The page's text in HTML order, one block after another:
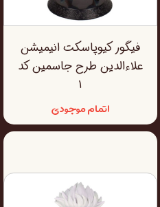
فیگور کیوپاسکت انیمیشن
علاءالدین طرح جاسمین کد
۱
اتمام موجودی